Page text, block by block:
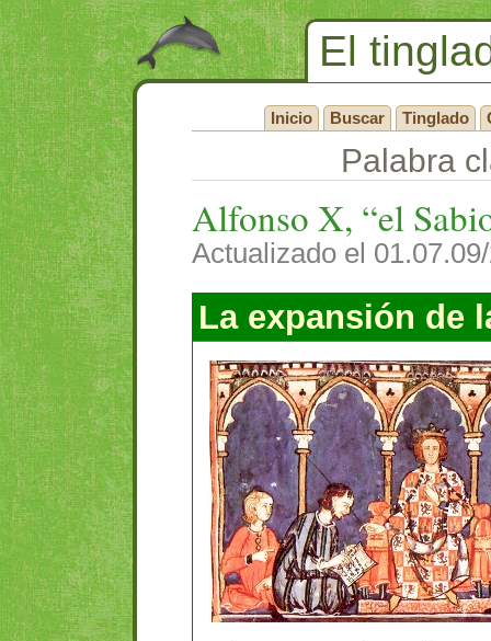
El
Inicio Buscar Tinglado
Palabra
Alfonso X, “el
Actualizado el
La expansión de